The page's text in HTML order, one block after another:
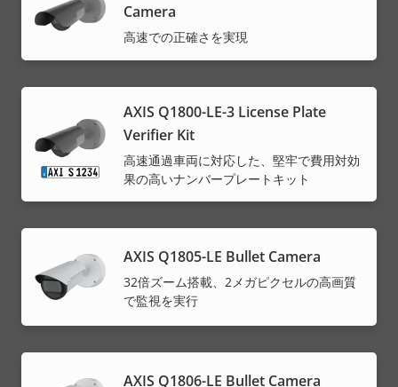
Camera
高速での正確さを実現
AXIS Q1800-LE-3 License Plate
Verifier Kit
高速通過車両に対応した、堅牢で費用対効
果の高いナンバープレートキット
AXIS Q1805-LE Bullet Camera
32倍ズーム搭載、2メガピクセルの高画質
で監視を実行
AXIS Q1806-LE Bullet Camera